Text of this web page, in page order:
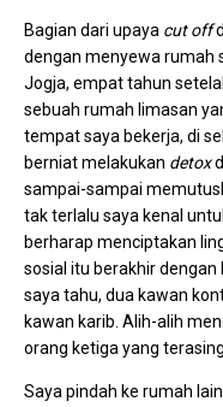
Bagian dari upaya cut off
dengan menyewa rumah
Jogja, empat tahun
sebuah rumah limasan
tempat saya bekerja, di
berniat melakukan detox
sampai-sampai
tak terlalu saya kenal
berharap menciptakan
sosial itu berakhir
saya tahu, dua kawan
kawan karib. Alih-alih
orang ketiga yang
Saya pindah ke rumah